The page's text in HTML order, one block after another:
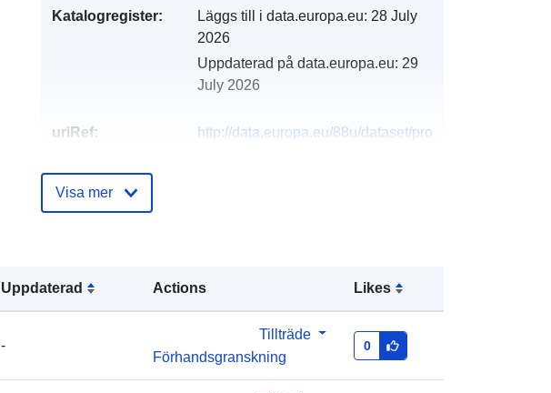
Uppdaterad Actions Likes
-
Tillträde
Förhandsgranskning
0
Katalogregister: Läggs till i data.europa.eu: 28 July
2026
Uppdaterad på data.europa.eu: 29
July 2026
uriRef:
http://data.europa.eu/88u/dataset/pro
Visa mer